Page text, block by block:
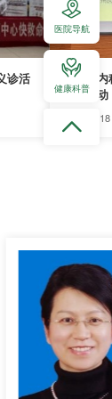
诊活
心血管
服务活动
2024.11.18
医院导航
健康科普